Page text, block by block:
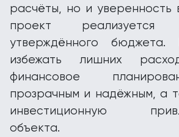
расчёты, но и уверенность
проект
утверждённого
избежать лишних
финансовое
прозрачным и надёжным, а
инвестиционную
объекта.